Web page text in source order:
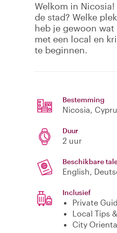
Welkom in
de stad? Welke
heb je gewoon
met een local en
te beginnen.
Bestemming
Nicosia,
Duur
2 uur
Beschikbare
English,
Inclusief
Private
Local Tips
City